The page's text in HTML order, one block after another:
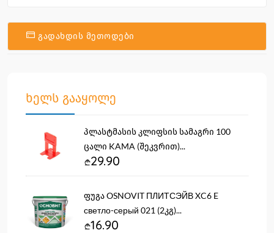
გადახდის მეთოდები
ხელს გააყოლე
პლასტმასის კლიფსის სამაგრი 100
ცალი KAMA (შეკვრით)...
29.90
ფუგა OSNOVIT ПЛИТСЭЙВ XC6 E
светло-серый 021 (2კგ)...
16.90